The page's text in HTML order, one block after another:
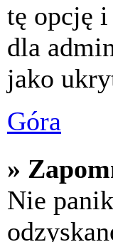
tę opcję
dla
jako
Góra
»
Nie